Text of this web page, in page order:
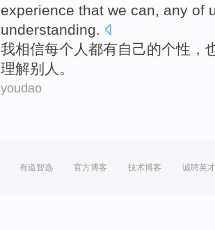
experience that we can, any of
understanding.
我相信每个 人 都有自己的个性 ，
理解别人。
youdao
有道智选 官方博客 技术博客 诚聘英才